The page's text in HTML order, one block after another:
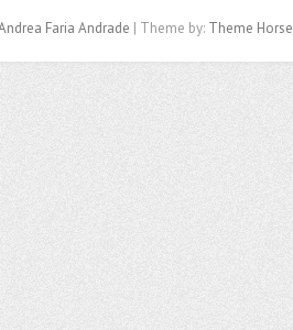
Faria Andrade | Theme by: Theme Horse